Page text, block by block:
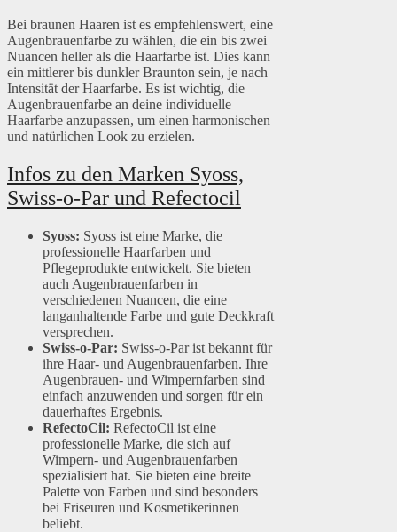
Bei braunen Haaren ist es empfehlenswert, eine
Augenbrauenfarbe zu wählen, die ein bis zwei
Nuancen heller als die Haarfarbe ist. Dies kann
ein mittlerer bis dunkler Braunton sein, je nach
Intensität der Haarfarbe. Es ist wichtig, die
Augenbrauenfarbe an deine individuelle
Haarfarbe anzupassen, um einen harmonischen
und natürlichen Look zu erzielen.
Infos zu den Marken Syoss,
Swiss-o-Par und Refectocil
Syoss: Syoss ist eine Marke, die
professionelle Haarfarben und
Pflegeprodukte entwickelt. Sie bieten
auch Augenbrauenfarben in
verschiedenen Nuancen, die eine
langanhaltende Farbe und gute Deckkraft
versprechen.
Swiss-o-Par: Swiss-o-Par ist bekannt für
ihre Haar- und Augenbrauenfarben. Ihre
Augenbrauen- und Wimpernfarben sind
einfach anzuwenden und sorgen für ein
dauerhaftes Ergebnis.
RefectoCil: RefectoCil ist eine
professionelle Marke, die sich auf
Wimpern- und Augenbrauenfarben
spezialisiert hat. Sie bieten eine breite
Palette von Farben und sind besonders
bei Friseuren und Kosmetikerinnen
beliebt.